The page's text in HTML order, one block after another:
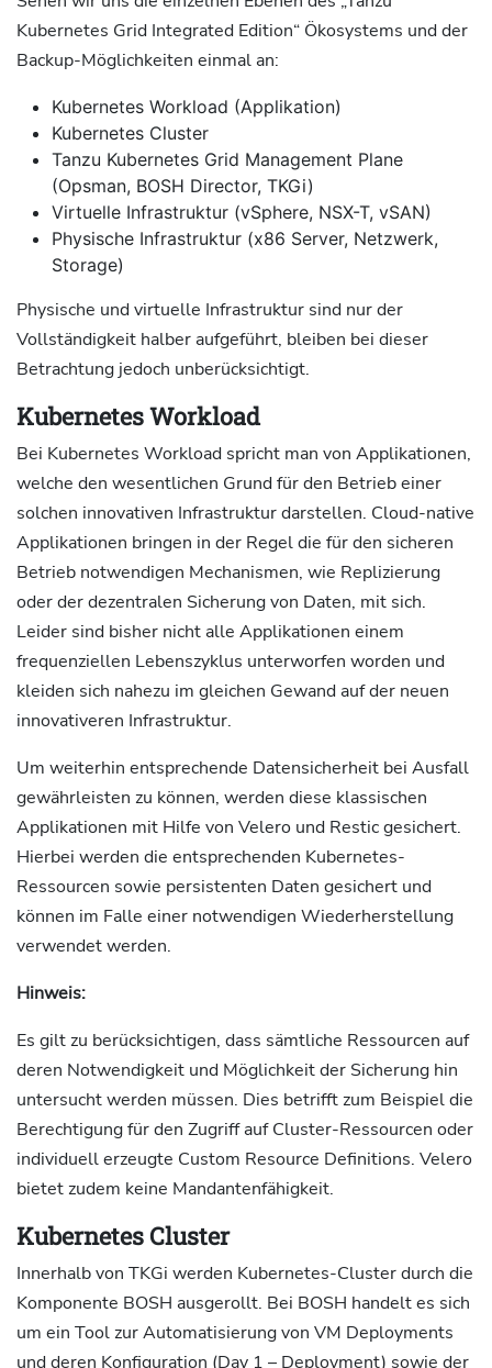
Kubernetes Grid Integrated Edition“ Ökosystems und der
Backup-Möglichkeiten einmal an:
Kubernetes Workload (Applikation)
Kubernetes Cluster
Tanzu Kubernetes Grid Management Plane
(Opsman, BOSH Director, TKGi)
Virtuelle Infrastruktur (vSphere, NSX-T, vSAN)
Physische Infrastruktur (x86 Server, Netzwerk,
Storage)
Physische und virtuelle Infrastruktur sind nur der
Vollständigkeit halber aufgeführt, bleiben bei dieser
Betrachtung jedoch unberücksichtigt.
Kubernetes Workload
Bei Kubernetes Workload spricht man von Applikationen,
welche den wesentlichen Grund für den Betrieb einer
solchen innovativen Infrastruktur darstellen. Cloud-native
Applikationen bringen in der Regel die für den sicheren
Betrieb notwendigen Mechanismen, wie Replizierung
oder der dezentralen Sicherung von Daten, mit sich.
Leider sind bisher nicht alle Applikationen einem
frequenziellen Lebenszyklus unterworfen worden und
kleiden sich nahezu im gleichen Gewand auf der neuen
innovativeren Infrastruktur.
Um weiterhin entsprechende Datensicherheit bei Ausfall
gewährleisten zu können, werden diese klassischen
Applikationen mit Hilfe von Velero und Restic gesichert.
Hierbei werden die entsprechenden Kubernetes-
Ressourcen sowie persistenten Daten gesichert und
können im Falle einer notwendigen Wiederherstellung
verwendet werden.
Hinweis:
Es gilt zu berücksichtigen, dass sämtliche Ressourcen auf
deren Notwendigkeit und Möglichkeit der Sicherung hin
untersucht werden müssen. Dies betrifft zum Beispiel die
Berechtigung für den Zugriff auf Cluster-Ressourcen oder
individuell erzeugte Custom Resource Definitions. Velero
bietet zudem keine Mandantenfähigkeit.
Kubernetes Cluster
Innerhalb von TKGi werden Kubernetes-Cluster durch die
Komponente BOSH ausgerollt. Bei BOSH handelt es sich
um ein Tool zur Automatisierung von VM Deployments
und deren Konfiguration (Day 1 – Deployment) sowie der